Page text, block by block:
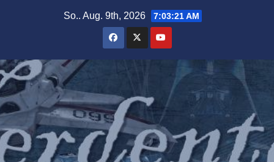
So.. Aug. 9th, 2026 7:03:22 AM